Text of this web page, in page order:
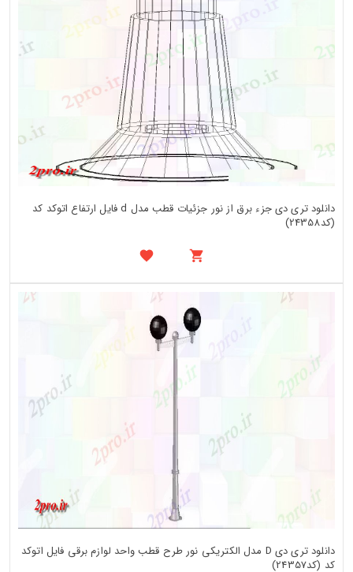
دانلود تری دی جزء برق از نور جزئیات قطب مدل d فایل ارتفاع اتوکد کد
(کد24358)
دانلود تری دی D مدل الکتریکی نور طرح قطب واحد لوازم برقی فایل اتوکد
کد (کد24357)